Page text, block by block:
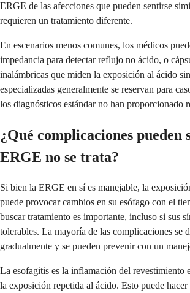
ERGE de las afecciones que pueden sentirse
requieren un tratamiento diferente.
En escenarios menos comunes, los médicos
impedancia para detectar reflujo no ácido, o
inalámbricas que miden la exposición al ácido
especializadas generalmente se reservan para
los diagnósticos estándar no han proporcionado
¿Qué complicaciones pueden
ERGE no se trata?
Si bien la ERGE en sí es manejable, la
puede provocar cambios en su esófago con el
buscar tratamiento es importante, incluso si sus
tolerables. La mayoría de las complicaciones se
gradualmente y se pueden prevenir con un
La esofagitis es la inflamación del revestimiento
la exposición repetida al ácido. Esto puede hacer